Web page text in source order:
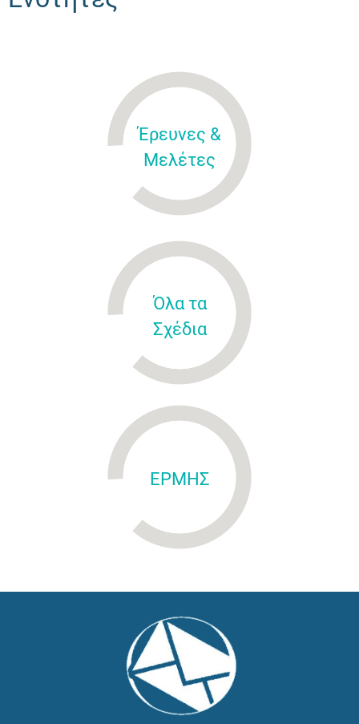
Έρευνες &
Μελέτες
Όλα τα
Σχέδια
ΕΡΜΗΣ